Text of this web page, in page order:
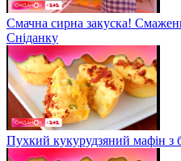
Смачна сирна закуска!
Сніданку
Пухкий кукурудзяний мафін з